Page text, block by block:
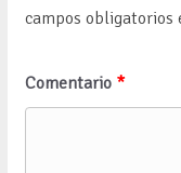
campos obligatorios
Comentario *